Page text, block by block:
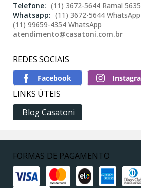
(11) 3672-5644 Ramal 5635
(11) 3672-5644 WhatsApp
(11) 99659-4354 WhatsApp
atendimento@casatoni.com.br
REDES SOCIAIS
LINKS ÚTEIS
Blog Casatoni
FORMAS DE PAGAMENTO